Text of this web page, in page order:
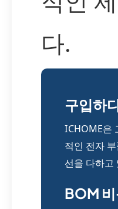
다.
구입하
ICHOME은
적인 전자
선을 다하고
BOM 비